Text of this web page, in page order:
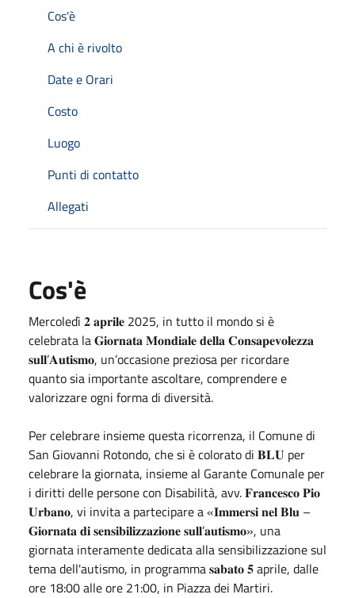
Cos'è
A chi è rivolto
Date e Orari
Costo
Luogo
Punti di contatto
Allegati
Cos'è
Mercoledì 𝟐 𝐚𝐩𝐫𝐢𝐥𝐞 2025, in tutto il mondo si è
celebrata la 𝐆𝐢𝐨𝐫𝐧𝐚𝐭𝐚 𝐌𝐨𝐧𝐝𝐢𝐚𝐥𝐞 𝐝𝐞𝐥𝐥𝐚 𝐂𝐨𝐧𝐬𝐚𝐩𝐞𝐯𝐨𝐥𝐞𝐳𝐳𝐚
𝐬𝐮𝐥𝐥’𝐀𝐮𝐭𝐢𝐬𝐦𝐨, un’occasione preziosa per ricordare
quanto sia importante ascoltare, comprendere e
valorizzare ogni forma di diversità.
Per celebrare insieme questa ricorrenza, il Comune di
San Giovanni Rotondo, che si è colorato di 𝐁𝐋𝐔 per
celebrare la giornata, insieme al Garante Comunale per
i diritti delle persone con Disabilità, avv. 𝐅𝐫𝐚𝐧𝐜𝐞𝐬𝐜𝐨 𝐏𝐢𝐨
𝐔𝐫𝐛𝐚𝐧𝐨, vi invita a partecipare a «𝐈𝐦𝐦𝐞𝐫𝐬𝐢 𝐧𝐞𝐥 𝐁𝐥𝐮 –
𝐆𝐢𝐨𝐫𝐧𝐚𝐭𝐚 𝐝𝐢 𝐬𝐞𝐧𝐬𝐢𝐛𝐢𝐥𝐢𝐳𝐳𝐚𝐳𝐢𝐨𝐧𝐞 𝐬𝐮𝐥𝐥’𝐚𝐮𝐭𝐢𝐬𝐦𝐨», una
giornata interamente dedicata alla sensibilizzazione sul
tema dell'autismo, in programma 𝐬𝐚𝐛𝐚𝐭𝐨 𝟓 aprile, dalle
ore 18:00 alle ore 21:00, in Piazza dei Martiri.